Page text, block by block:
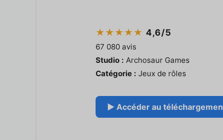
★★★★★4,6/5
67 080 avis
Studio : Archosaur Games
Catégorie : Jeux de rôles
▶ Accéder au